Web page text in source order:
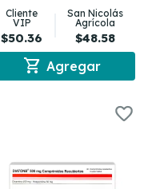
Cliente
VIP
$50.36
San Nicolás
Agrícola
$48.58
shopping_cart Agregar